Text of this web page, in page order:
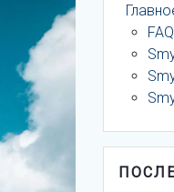
FAQ